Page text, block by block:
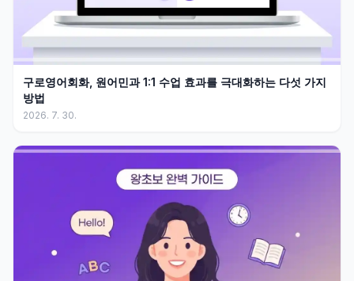
구로영어회화, 원어민과 1:1 수업 효과를 극대화하는 다섯 가지
방법
2026. 7. 30.